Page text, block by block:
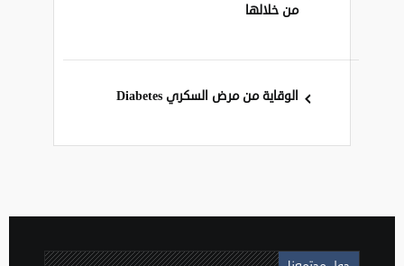
من خلالها
الوقاية من مرض السكري Diabetes